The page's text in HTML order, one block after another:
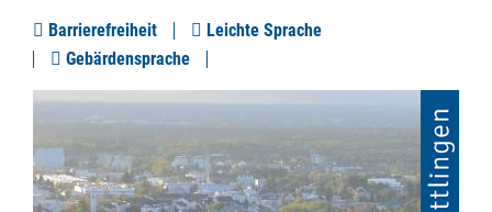
Barrierefreiheit
Leichte Sprache
Gebärdensprache